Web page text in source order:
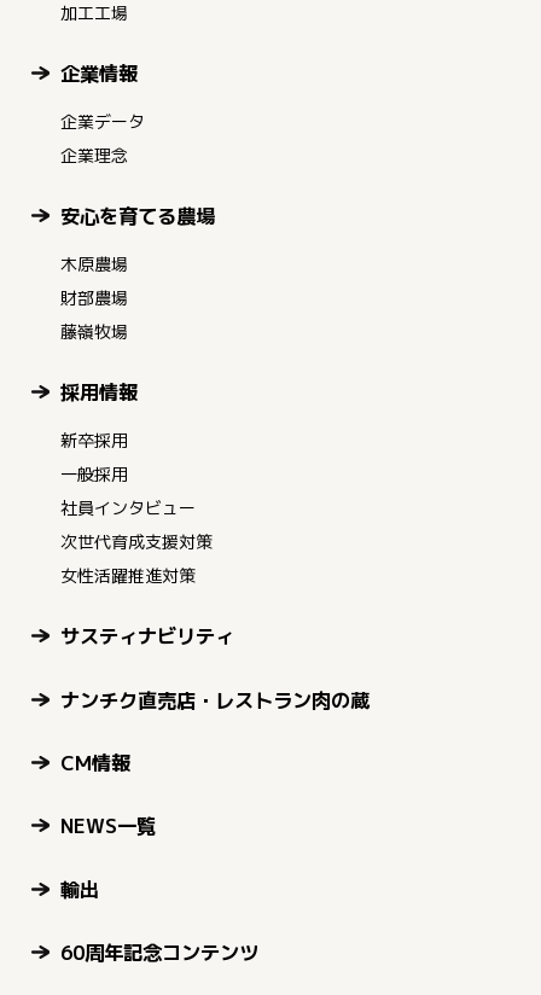
加工工場
企業情報
企業データ
企業理念
安心を育てる農場
木原農場
財部農場
藤嶺牧場
採用情報
新卒採用
一般採用
社員インタビュー
次世代育成支援対策
女性活躍推進対策
サスティナビリティ
ナンチク直売店・レストラン肉の蔵
CM情報
NEWS一覧
輸出
60周年記念コンテンツ